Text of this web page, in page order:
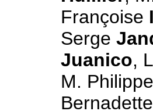
Françoise
Serge
Juanico,
M. Philippe
Bernadette